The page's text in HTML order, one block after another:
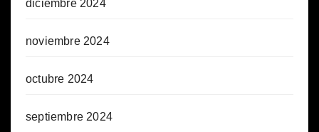
diciembre 2024
noviembre 2024
octubre 2024
septiembre 2024